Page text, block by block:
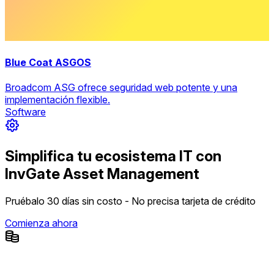
Blue Coat ASGOS
Broadcom ASG ofrece seguridad web potente y una
implementación flexible.
Software
Simplifica tu ecosistema IT con
InvGate Asset Management
Pruébalo 30 días sin costo - No precisa tarjeta de crédito
Comienza ahora